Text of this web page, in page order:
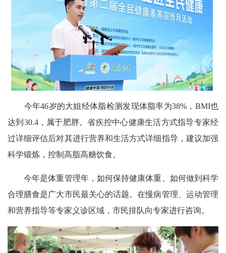
今年46岁的大姐经体脂检测发现体脂率为38%，BMI也
达到30.4，属于肥胖。省疾控中心健康生活方式指导专家经
过详细评估后对其进行营养和生活方式详细指导，建议加强
科学锻炼，控制高脂高糖饮食。
今年是体重管理年，如何保持健康体重、如何做到科学
合理膳食是广大市民最关心的话题。在慢病管理、运动管理
和营养指导等专家义诊区域，市民排队向专家进行咨询。